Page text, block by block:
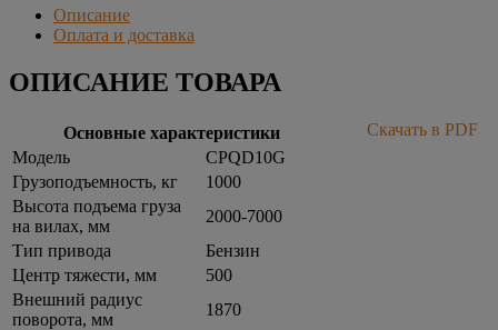
Описание
Оплата и доставка
ОПИСАНИЕ ТОВАРА
Скачать в PDF
Основные характеристики
Модель
CPQD10G
Грузоподъемность, кг
1000
Высота подъема груза
на вилах, мм
2000-7000
Тип привода
Бензин
Центр тяжести, мм
500
Внешний радиус
поворота, мм
1870